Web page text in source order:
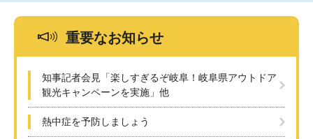
重要なお知らせ
知事記者会見「楽しすぎるぞ岐阜！岐阜県アウトドア
観光キャンペーンを実施」他
熱中症を予防しましょう